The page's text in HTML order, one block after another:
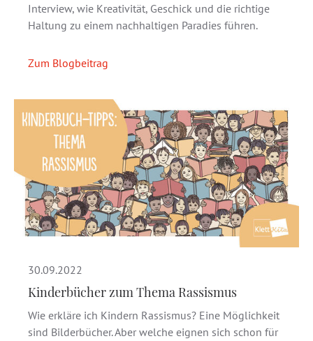
Interview, wie Kreativität, Geschick und die richtige
Haltung zu einem nachhaltigen Paradies führen.
Zum Blogbeitrag
30.09.2022
Kinderbücher zum Thema Rassismus
Wie erkläre ich Kindern Rassismus? Eine Möglichkeit
sind Bilderbücher. Aber welche eignen sich schon für